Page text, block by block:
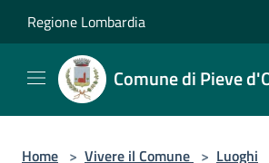
Regione Lombardia
Comune di Pieve
Home > Vivere il Comune > Luoghi